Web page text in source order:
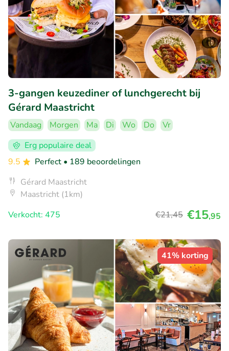
3-gangen keuzediner of lunchgerecht bij
Gérard Maastricht
Vandaag Morgen Ma Di Wo Do
Vr
Erg populaire deal
9.5
Perfect • 189 beoordelingen
Gérard Maastricht
Maastricht (1km)
Verkocht: 475
€21,45 €15,95
41% korting